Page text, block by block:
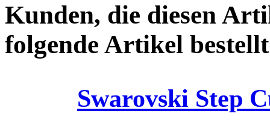
Kunden, die diesen
folgende Artikel
Swarovski Step